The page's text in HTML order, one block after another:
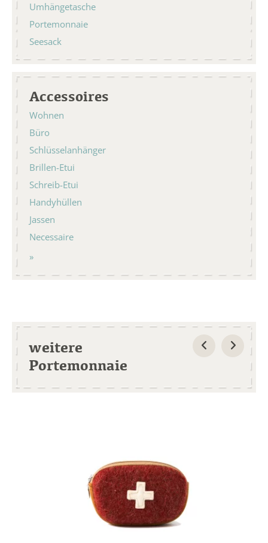
Umhängetasche
Portemonnaie
Seesack
Accessoires
Wohnen
Büro
Schlüsselanhänger
Brillen-Etui
Schreib-Etui
Handyhüllen
Jassen
Necessaire
weitere
Portemonnaie